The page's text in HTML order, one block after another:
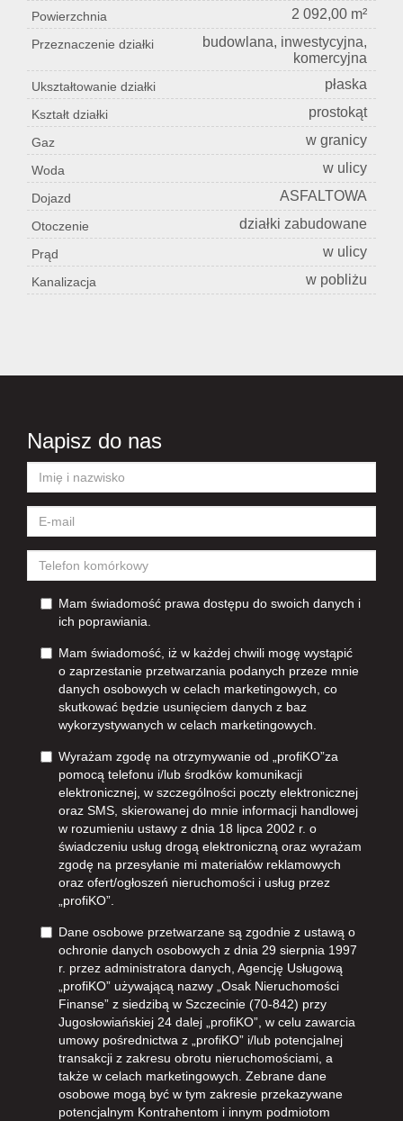
Powierzchnia 2 092,00 m²
Przeznaczenie działki
budowlana, inwestycyjna,
komercyjna
Ukształtowanie działki płaska
Kształt działki prostokąt
Gaz w granicy
Woda w ulicy
Dojazd ASFALTOWA
Otoczenie działki zabudowane
Prąd w ulicy
Kanalizacja w pobliżu
Napisz do nas
Mam świadomość prawa dostępu do swoich danych i
ich poprawiania.
Mam świadomość, iż w każdej chwili mogę wystąpić
o zaprzestanie przetwarzania podanych przeze mnie
danych osobowych w celach marketingowych, co
skutkować będzie usunięciem danych z baz
wykorzystywanych w celach marketingowych.
Wyrażam zgodę na otrzymywanie od „profiKO”za
pomocą telefonu i/lub środków komunikacji
elektronicznej, w szczególności poczty elektronicznej
oraz SMS, skierowanej do mnie informacji handlowej
w rozumieniu ustawy z dnia 18 lipca 2002 r. o
świadczeniu usług drogą elektroniczną oraz wyrażam
zgodę na przesyłanie mi materiałów reklamowych
oraz ofert/ogłoszeń nieruchomości i usług przez
„profiKO”.
Dane osobowe przetwarzane są zgodnie z ustawą o
ochronie danych osobowych z dnia 29 sierpnia 1997
r. przez administratora danych, Agencję Usługową
„profiKO” używającą nazwy „Osak Nieruchomości
Finanse” z siedzibą w Szczecinie (70-842) przy
Jugosłowiańskiej 24 dalej „profiKO”, w celu zawarcia
umowy pośrednictwa z „profiKO” i/lub potencjalnej
transakcji z zakresu obrotu nieruchomościami, a
także w celach marketingowych. Zebrane dane
osobowe mogą być w tym zakresie przekazywane
potencjalnym Kontrahentom i innym podmiotom